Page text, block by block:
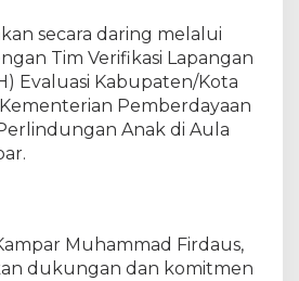
secara daring melalui
Tim Verifikasi Lapangan
Evaluasi Kabupaten/Kota
Pemberdayaan
Anak di Aula
Muhammad Firdaus,
dukungan dan komitmen